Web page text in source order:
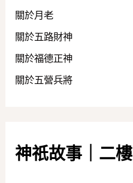
關於月老
關於五路財神
關於福德正神
關於五營兵將
神祇故事｜二樓